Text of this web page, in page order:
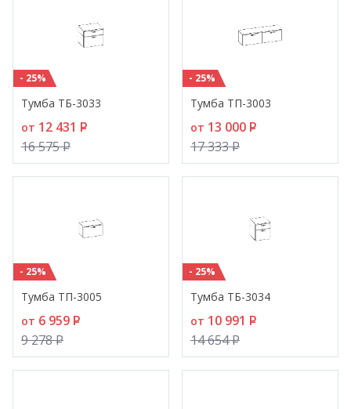
- 25%
Тумба ТБ-3033
от 12 431 P
16 575P
- 25%
Тумба ТП-3003
от 13 000 P
17 333P
- 25%
Тумба ТП-3005
от 6 959 P
9 278P
- 25%
Тумба ТБ-3034
от 10 991 P
14 654P